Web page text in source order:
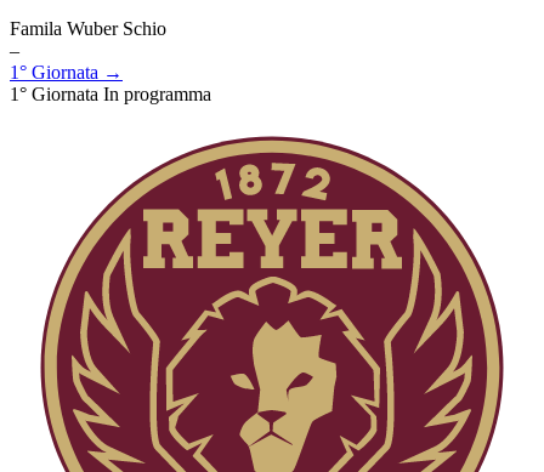
Famila Wuber Schio
–
1° Giornata →
1° Giornata In programma